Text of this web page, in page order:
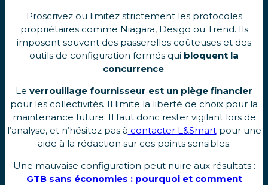
Proscrivez ou limitez strictement les protocoles
propriétaires comme Niagara, Desigo ou Trend. Ils
imposent souvent des passerelles coûteuses et des
outils de configuration fermés qui bloquent la
concurrence.
Le verrouillage fournisseur est un piège financier
pour les collectivités. Il limite la liberté de choix pour la
maintenance future. Il faut donc rester vigilant lors de
l’analyse, et n’hésitez pas à contacter L&Smartpour une
aide à la rédaction sur ces points sensibles.
Une mauvaise configuration peut nuire aux résultats :
GTB sans économies : pourquoi et comment